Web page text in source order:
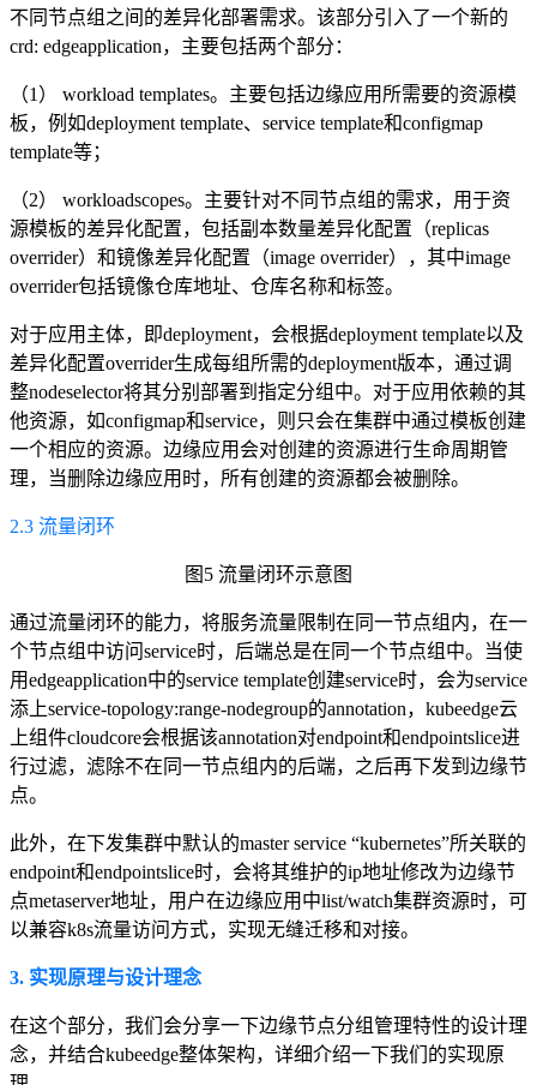
不同节点组之间的差异化部署需求。 该部分引入了一个新的
crd: edgeapplication，主要包括两个部分：
（1） workload templates。 主要包括边缘应用所需要的资源模
板， 例如deployment template、 service template和configmap
template等；
（2） workloadscopes。 主要针对不同节点组的需求， 用于资
源模板的差异化配置， 包括副本数量差异化配置 （replicas
overrider）和镜像差异化配置（image overrider），其中image
overrider包括镜像仓库地址、 仓库名称和标签。
对于应用主体，即deployment，会根据deployment template以及
差异化配置overrider生成每组所需的deployment版本，通过调
整nodeselector将其分别部署到指定分组中。对于应用依赖的其
他资源，如configmap和service，则只会在集群中通过模板创建
一个相应的资源。边缘应用会对创建的资源进行生命周期管
理，当删除边缘应用时，所有创建的资源都会被删除。
2.3 流量闭环
图5 流量闭环示意图
通过流量闭环的能力，将服务流量限制在同一节点组内，在一
个节点组中访问service时，后端总是在同一个节点组中。当使
用edgeapplication中的service template创建service时，会为service
添上service-topology:range-nodegroup的annotation，kubeedge云
上组件cloudcore会根据该annotation对endpoint和endpointslice进
行过滤，滤除不在同一节点组内的后端，之后再下发到边缘节
点。
此外，在下发集群中默认的master service “kubernetes”所关联的
endpoint和endpointslice时，会将其维护的ip地址修改为边缘节
点metaserver地址，用户在边缘应用中list/watch集群资源时，可
以兼容k8s流量访问方式，实现无缝迁移和对接。
3. 实现原理与设计理念
在这个部分，我们会分享一下边缘节点分组管理特性的设计理
念，并结合kubeedge整体架构，详细介绍一下我们的实现原